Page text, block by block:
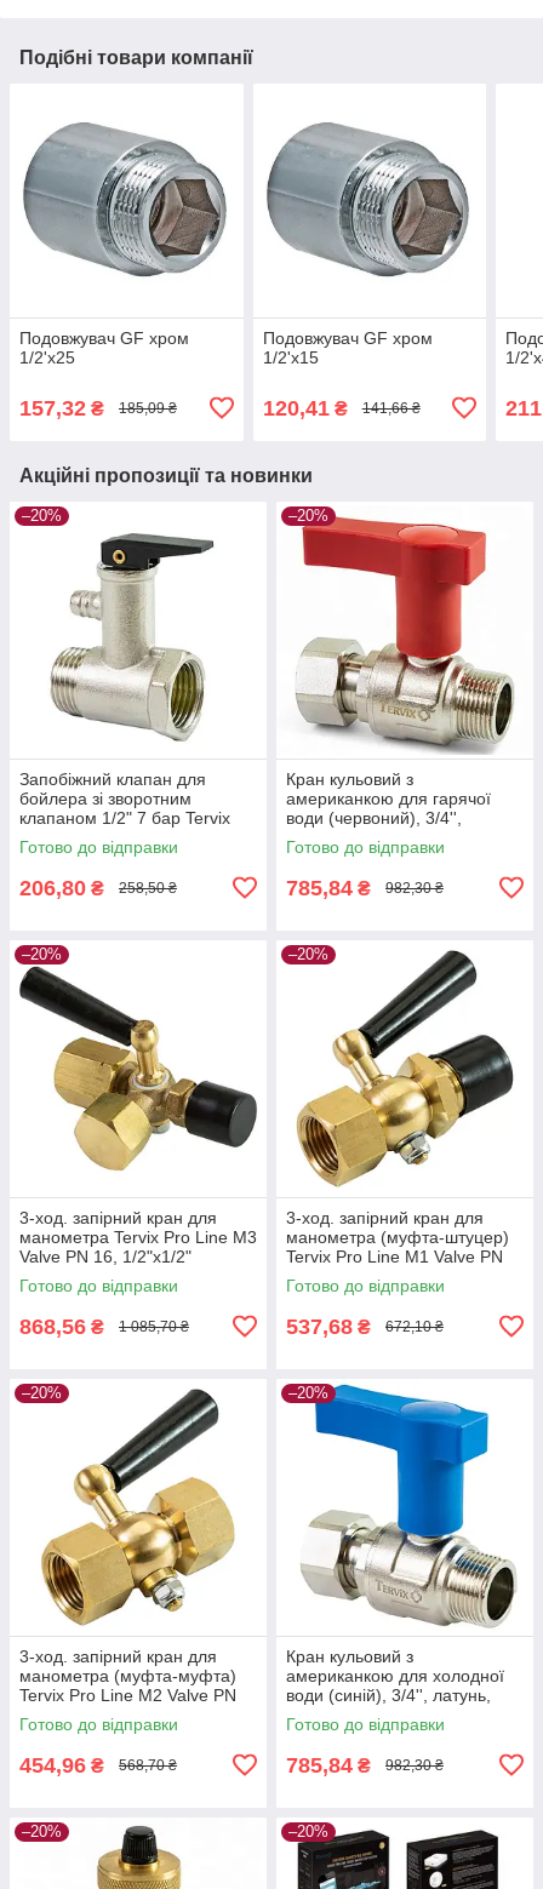
Подібні товари компанії
Подовжувач GF хром
1/2'х25
157,32 ₴ 185,09 ₴
Подовжувач GF хром
1/2'х15
120,41₴ 141,66 ₴
1/
Акційні пропозиції та новинки
–20%
Запобіжний клапан для
бойлера зі зворотним
клапаном 1/2" 7 бар Tervix
Pro Line Volcano
Готово до відправки
206,80 ₴ 258,50 ₴
–20%
Кран кульовий з
американкою для гарячої
води (червоний), 3/4'',
латунь, Tervix Pro Line WD
Готово до відправки
785,84 ₴ 982,30 ₴
–20%
3-ход. запірний кран для
манометра Tervix Pro Line M3
Valve PN 16, 1/2"х1/2"
Готово до відправки
868,56 ₴ 1 085,70 ₴
–20%
3-ход. запірний кран для
манометра (муфта-штуцер)
Tervix Pro Line M1 Valve PN
16, 1/2"х1/2"
Готово до відправки
537,68 ₴ 672,10 ₴
–20%
3-ход. запірний кран для
манометра (муфта-муфта)
Tervix Pro Line M2 Valve PN
16, 1/2"х1/2"
Готово до відправки
454,96 ₴ 568,70 ₴
–20%
Кран кульовий з
американкою для холодної
води (синій), 3/4'', латунь,
Tervix Pro Line WD
Готово до відправки
785,84 ₴ 982,30 ₴
–20% –20%